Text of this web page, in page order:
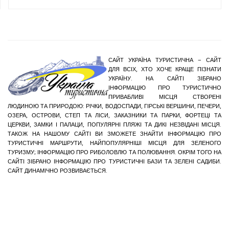
САЙТ УКРАЇНА ТУРИСТИЧНА – САЙТ
ДЛЯ ВСІХ, ХТО ХОЧЕ КРАЩЕ ПІЗНАТИ
УКРАЇНУ. НА САЙТІ ЗІБРАНО
ІНФОРМАЦІЮ ПРО ТУРИСТИЧНО
ПРИВАБЛИВІ МІСЦЯ СТВОРЕНІ
ЛЮДИНОЮ ТА ПРИРОДОЮ: РІЧКИ, ВОДОСПАДИ, ГІРСЬКІ ВЕРШИНИ, ПЕЧЕРИ,
ОЗЕРА, ОСТРОВИ, СТЕП ТА ЛІСИ, ЗАКАЗНИКИ ТА ПАРКИ, ФОРТЕЦІ ТА
ЦЕРКВИ, ЗАМКИ І ПАЛАЦИ, ПОПУЛЯРНІ ПЛЯЖІ ТА ДИКІ НЕЗВІДАНІ МІСЦЯ.
ТАКОЖ НА НАШОМУ САЙТІ ВИ ЗМОЖЕТЕ ЗНАЙТИ ІНФОРМАЦІЮ ПРО
ТУРИСТИЧНІ МАРШРУТИ, НАЙПОПУЛЯРНІШІ МІСЦЯ ДЛЯ ЗЕЛЕНОГО
ТУРИЗМУ; ІНФОРМАЦІЮ ПРО РИБОЛОВЛЮ ТА ПОЛЮВАННЯ. ОКРІМ ТОГО НА
САЙТІ ЗІБРАНО ІНФОРМАЦІЮ ПРО ТУРИСТИЧНІ БАЗИ ТА ЗЕЛЕНІ САДИБИ.
САЙТ ДИНАМІЧНО РОЗВИВАЄТЬСЯ.